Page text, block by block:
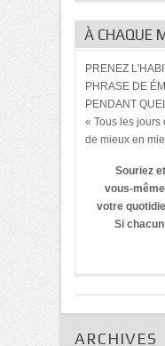
À CHAQUE
PRENEZ
PHRASE DE
PENDANT
« Tous les jours
de mieux en
Souriez
vous-
votre
Si
ARCHIVES